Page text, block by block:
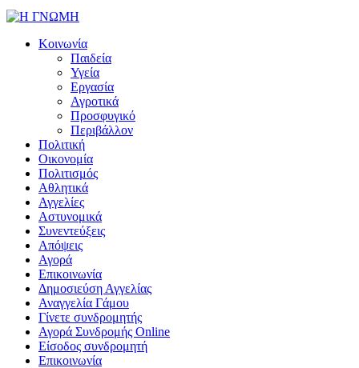
Κοινωνία
Παιδεία
Υγεία
Εργασία
Αγροτικά
Προσφυγικό
Περιβάλλον
Πολιτική
Οικονομία
Πολιτισμός
Αθλητικά
Αγγελίες
Αστυνομικά
Συνεντεύξεις
Απόψεις
Αγορά
Επικοινωνία
Δημοσιεύση Αγγελίας
Αναγγελία Γάμου
Γίνετε συνδρομητής
Αγορά Συνδρομής Online
Είσοδος συνδρομητή
Επικοινωνία